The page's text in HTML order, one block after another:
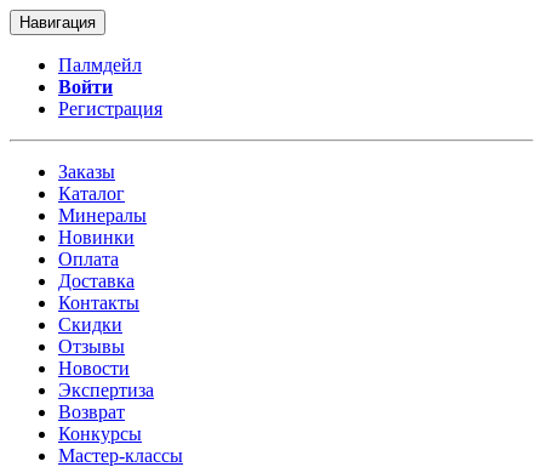
Навигация
Палмдейл
Войти
Регистрация
Заказы
Каталог
Минералы
Новинки
Оплата
Доставка
Контакты
Скидки
Отзывы
Новости
Экспертиза
Возврат
Конкурсы
Мастер-классы